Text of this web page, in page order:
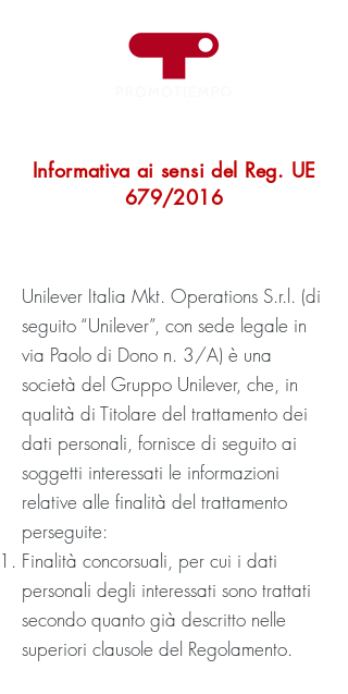
Informativa ai sensi del Reg. UE
679/2016
Unilever Italia Mkt. Operations S.r.l. (di
seguito “Unilever”, con sede legale in
via Paolo di Dono n. 3/A) è una
società del Gruppo Unilever, che, in
qualità di Titolare del trattamento dei
dati personali, fornisce di seguito ai
soggetti interessati le informazioni
relative alle finalità del trattamento
perseguite:
Finalità concorsuali, per cui i dati
personali degli interessati sono trattati
secondo quanto già descritto nelle
superiori clausole del Regolamento.